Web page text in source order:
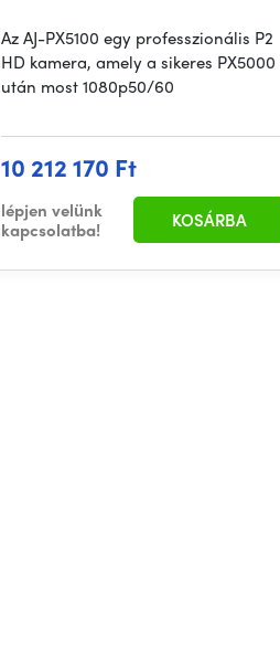
Az AJ-PX5100 egy professzionális P2
HD kamera, amely a sikeres PX5000
után most 1080p50/60
10 212 170 Ft
lépjen velünk
kapcsolatba!
KOSÁRBA